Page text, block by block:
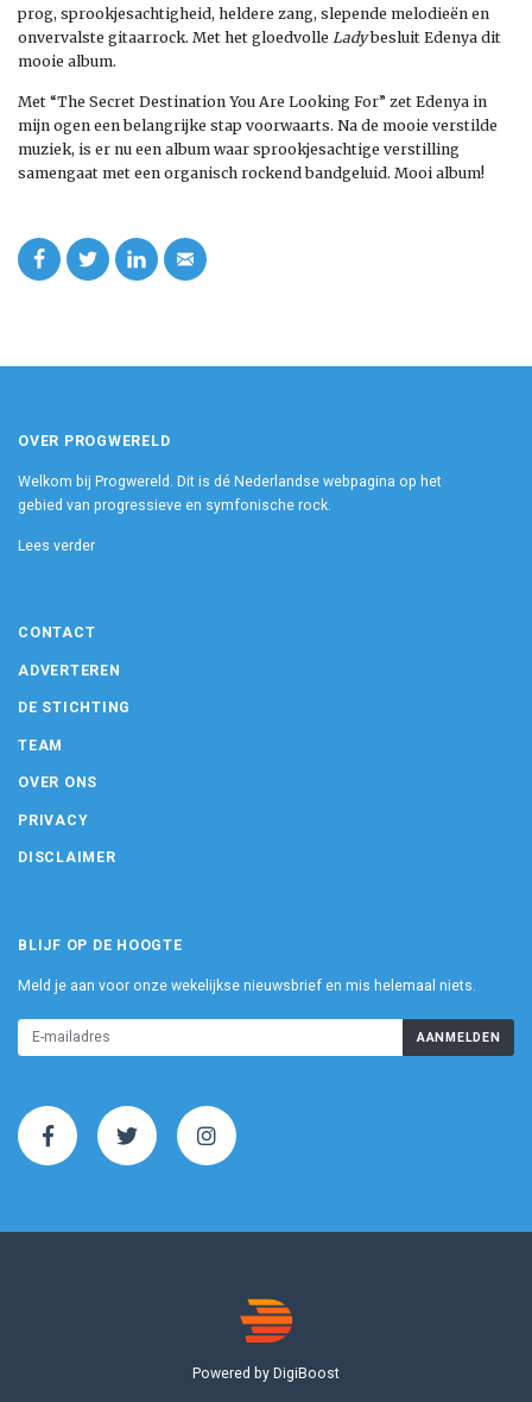
prog, sprookjesachtigheid, heldere zang, slepende melodieën en
onvervalste gitaarrock. Met het gloedvolle Ladybesluit Edenya dit
mooie album.
Met “The Secret Destination You Are Looking For” zet Edenya in
mijn ogen een belangrijke stap voorwaarts. Na de mooie verstilde
muziek, is er nu een album waar sprookjesachtige verstilling
samengaat met een organisch rockend bandgeluid. Mooi album!
OVER PROGWERELD
Welkom bij Progwereld. Dit is dé Nederlandse webpagina op het
gebied van progressieve en symfonische rock.
Lees verder
CONTACT
ADVERTEREN
DE STICHTING
TEAM
OVER ONS
PRIVACY
DISCLAIMER
BLIJF OP DE HOOGTE
Meld je aan voor onze wekelijkse nieuwsbrief en mis helemaal niets.
AANMELDEN
Powered by DigiBoost